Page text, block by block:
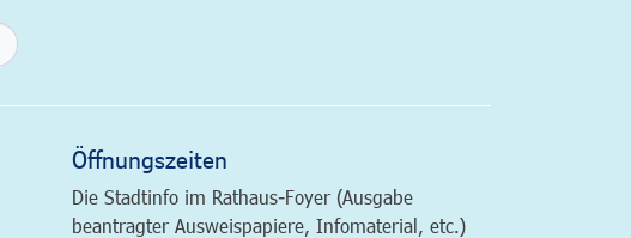
Formularschaltfläche
Öffnungszeiten
Die Stadtinfo im Rathaus-Foyer (Ausgabe
beantragter Ausweispapiere, Infomaterial, etc.)